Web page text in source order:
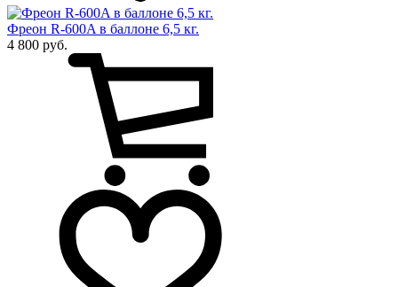
Фреон R-600A в баллоне 6,5 кг.
4 800 руб.